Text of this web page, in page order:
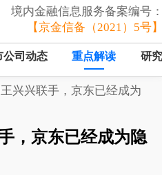
境内金融信息服务备案编号
【京金信备（2021）5号
公司动态 重点解读 研
兴兴联手，京东已经成为
，京东已经成为隐